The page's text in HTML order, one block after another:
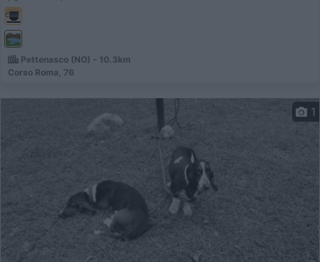
Pettenasco (NO) - 10.3km
Corso Roma, 76
1